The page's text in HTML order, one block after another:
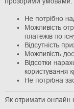
Не потрібно
Можливість
платежів по
Відсутність
Можливість
Відсотки
користування
Не потрібна
Як отримати онлайн